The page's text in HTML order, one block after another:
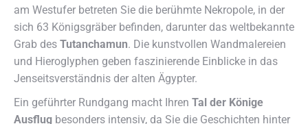
am Westufer betreten Sie die berühmte Nekropole, in der
sich 63 Königsgräber befinden, darunter das weltbekannte
Grab des Tutanchamun. Die kunstvollen Wandmalereien
und Hieroglyphen geben faszinierende Einblicke in das
Jenseitsverständnis der alten Ägypter.
Ein geführter Rundgang macht Ihren Tal der Könige
Ausflug besonders intensiv, da Sie die Geschichten hinter